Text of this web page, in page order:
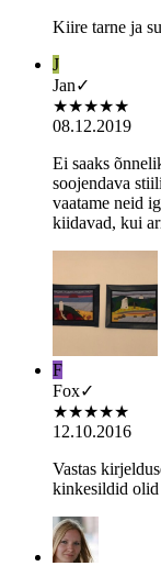
Kiire tarne ja
J
Jan✓
★★★★★
08.12.2019
Ei saaks
soojendava
vaatame neid
kiidavad, kui
F
Fox✓
★★★★★
12.10.2016
Vastas
kinkesildid olid